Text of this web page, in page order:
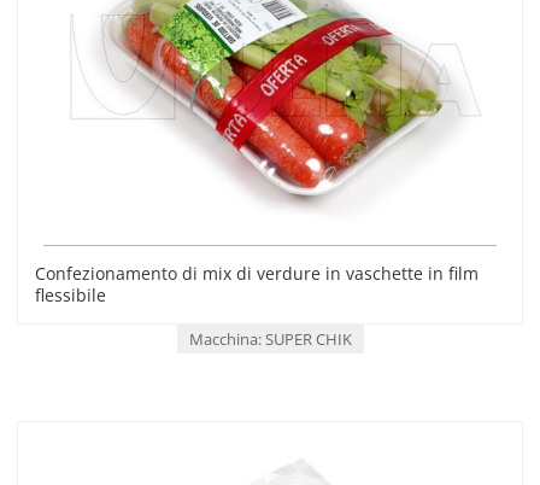
Confezionamento di mix di verdure in vaschette in film
flessibile
Macchina: SUPER CHIK